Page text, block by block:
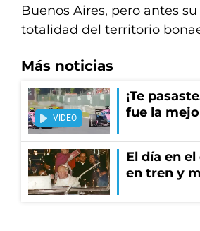
Buenos Aires, pero antes
totalidad del territorio
Más noticias
VIDEO
¡Te
fue la
El día en
en tren y